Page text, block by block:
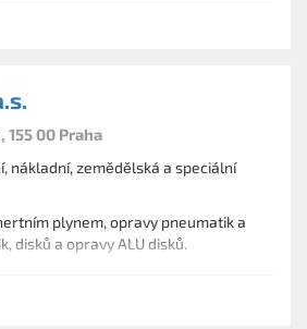
Při splnění pojistných podmínek
155 00 Praha
nákladní, zemědělská a speciální
plynem, opravy pneumatik a
disků a opravy ALU disků.